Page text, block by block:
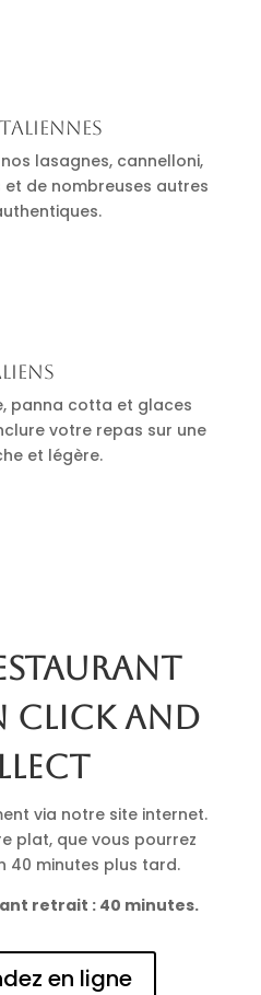
lasagnes, cannelloni,
de nombreuses autres
panna cotta et glaces
votre repas sur une
et légère.
click and
via notre site internet.
plat, que vous pourrez
40 minutes plus tard.
retrait : 40 minutes.
en ligne